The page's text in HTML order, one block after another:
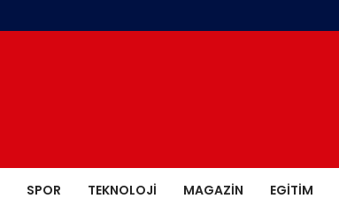
SPOR TEKNOLOJI MAGAZIN EGITIM